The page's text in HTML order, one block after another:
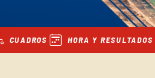
CUADROS HORA Y RESULTADOS